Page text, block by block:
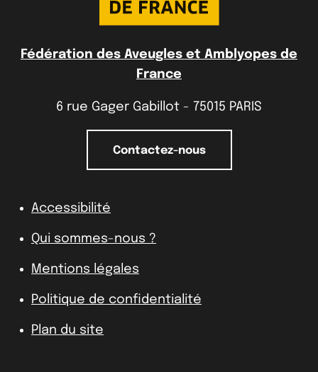
Fédération des Aveugles et Amblyopes de
France
6 rue Gager Gabillot - 75015 PARIS
Contactez-nous
Accessibilité
Qui sommes-nous ?
Mentions légales
Politique de confidentialité
Plan du site